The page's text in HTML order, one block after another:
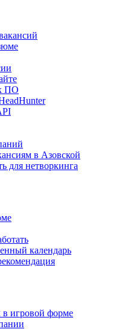
ПО
в Азовской
для нетворкинга
календарь
игровой форме